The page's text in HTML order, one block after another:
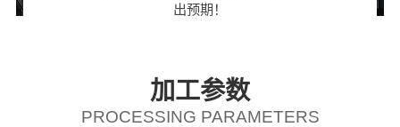
出预期！
加工参数
PROCESSING PARAMETERS